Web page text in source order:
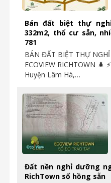
Bán đất biệt thự
332m2, thổ cư sẵn,
781
BÁN ĐẤT BIỆT THỰ
ECOVIEW RICHTOWN 🌲
Huyện Lâm Hà,…
Đất nền nghỉ dưỡng
RichTown sổ hồng sẵn